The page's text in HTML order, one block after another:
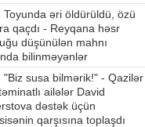
Toyunda əri öldürüldü, özü
qaçdı - Reyqana həsr
düşünülən mahnı
bilinməyənlər
"Biz susa bilmərik!" - Qazilər
ailələr David
dəstək üçün
qarşısına toplaşdı